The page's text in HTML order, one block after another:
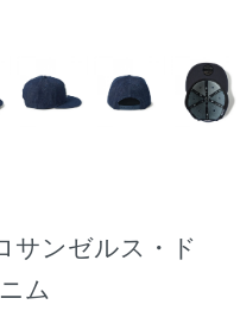
サンゼルス・ド
ム